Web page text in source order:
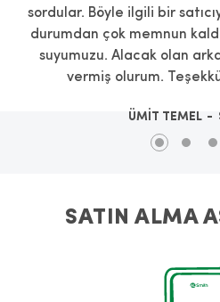
sordular. Böyle ilgili bir
durumdan çok memnun
suyumuzu. Alacak olan
vermiş olurum.
ÜMİT TEMEL
SATIN ALMA